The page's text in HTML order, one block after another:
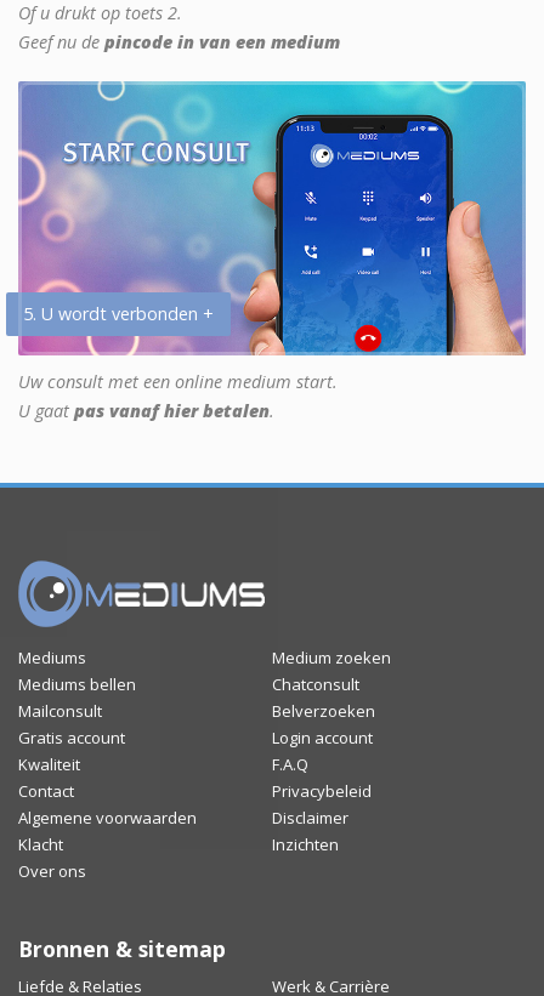
Of u drukt op toets 2.
Geef nu de pincode in van een medium
5. U wordt verbonden +
Uw consult met een online medium start.
U gaat pas vanaf hier betalen.
Mediums
Medium zoeken
Mediums bellen
Chatconsult
Mailconsult
Belverzoeken
Gratis account
Login account
Kwaliteit
F.A.Q
Contact
Privacybeleid
Algemene voorwaarden
Disclaimer
Klacht
Inzichten
Over ons
Bronnen & sitemap
Liefde & Relaties Werk & Carrière